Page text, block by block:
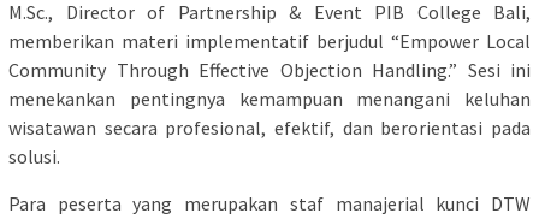
M.Sc., Director of Partnership & Event PIB College Bali,
memberikan materi implementatif berjudul “Empower Local
Community Through Effective Objection Handling.” Sesi ini
menekankan pentingnya kemampuan menangani keluhan
wisatawan secara profesional, efektif, dan berorientasi pada
solusi.
Para peserta yang merupakan staf manajerial kunci DTW